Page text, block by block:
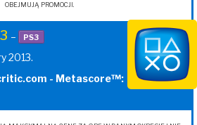
OBEJMUJĄ PROMOCJI.
– PS3
2013.
- Metascore™: